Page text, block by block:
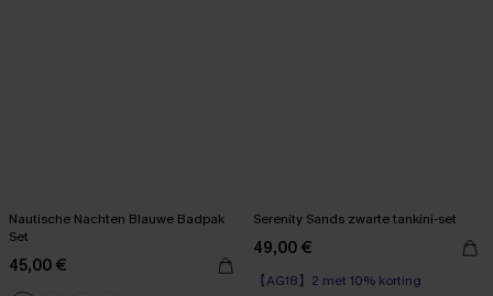
Nautische Nachten Blauwe Badpak
Set
45,00 €
Serenity Sands zwarte tankini-set
49,00 €
【AG18】2 met 10% korting
Op voorraad